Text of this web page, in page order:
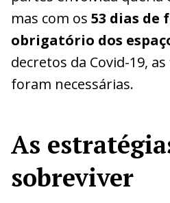
mas com os 53 dias de
obrigatório dos
decretos da Covid-19,
foram necessárias.
As
sobreviver